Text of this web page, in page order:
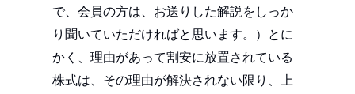
で、会員の方は、お送りした解説をしっか
り聞いていただければと思います。）とに
かく、理由があって割安に放置されている
株式は、その理由が解決されない限り、上